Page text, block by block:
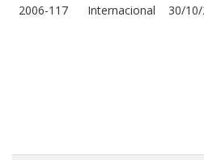
2006-117 Internacional 30/